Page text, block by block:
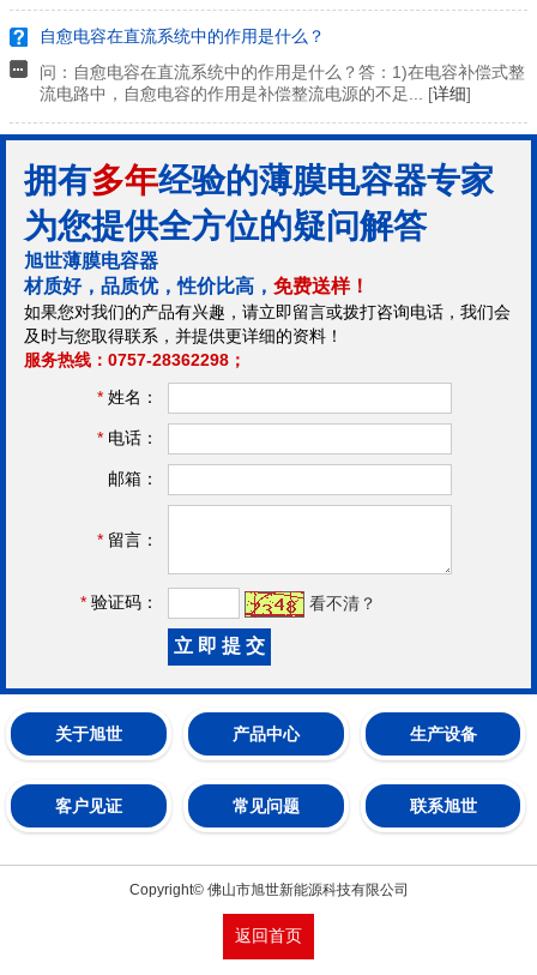
自愈电容在直流系统中的作用是什么？
问：自愈电容在直流系统中的作用是什么？答：1)在电容补偿式整
流电路中，自愈电容的作用是补偿整流电源的不足... [详细]
拥有多年经验的薄膜电容器专家
为您提供全方位的疑问解答
旭世薄膜电容器
材质好，品质优，性价比高， 免费送样！
如果您对我们的产品有兴趣，请立即留言或拨打咨询电话，我们会
及时与您取得联系，并提供更详细的资料！
服务热线：0757-28362298；
* 姓名：
* 电话：
邮箱：
* 留言：
* 验证码： 看不清？
关于旭世 产品中心 生产设备
客户见证 常见问题 联系旭世
Copyright© 佛山市旭世新能源科技有限公司
返回首页